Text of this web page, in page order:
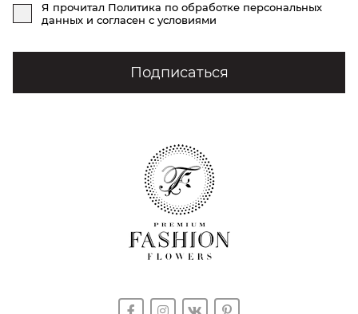
Я прочитал Политика по обработке персональных
данных и согласен с условиями
Подписаться